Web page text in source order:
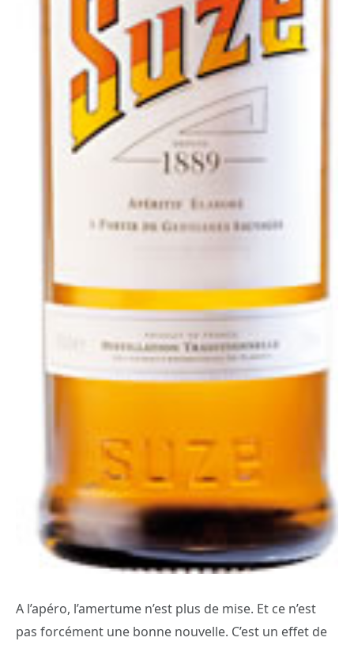
A l’apéro, l’amertume n’est plus de mise. Et ce n’est
pas forcément une bonne nouvelle. C’est un effet de